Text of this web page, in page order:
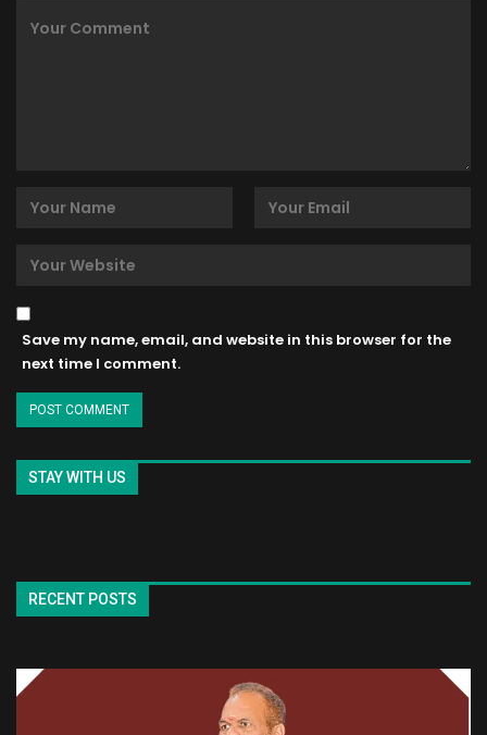
Save my name, email, and website in this browser for the
next time I comment.
STAY WITH US
RECENT POSTS